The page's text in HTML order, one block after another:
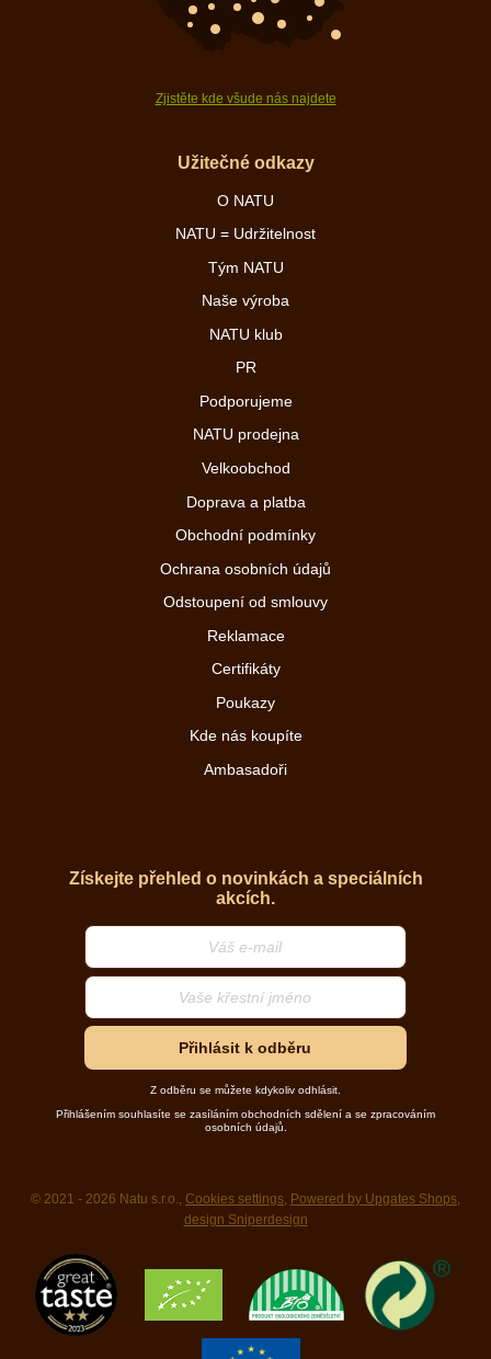
Zjistěte kde všude nás najdete
Užitečné odkazy
O NATU
NATU = Udržitelnost
Tým NATU
Naše výroba
NATU klub
PR
Podporujeme
NATU prodejna
Velkoobchod
Doprava a platba
Obchodní podmínky
Ochrana osobních údajů
Odstoupení od smlouvy
Reklamace
Certifikáty
Poukazy
Kde nás koupíte
Ambasadoři
Získejte přehled o novinkách a speciálních
akcích.
Přihlásit k odběru
Z odběru se můžete kdykoliv odhlásit.
Přihlášením souhlasíte se zasíláním obchodních sdělení a se zpracováním
osobních údajů.
© 2021 - 2026 Natu s.r.o., Cookies settings Powered by Upgates Shops
design Sniperdesign